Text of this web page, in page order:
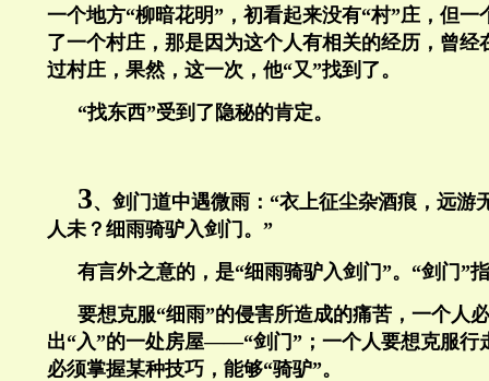
一个地方“柳暗花明”，初看起来没有“村”庄，但一
了一个村庄，那是因为这个人有相关的经历，曾经
过村庄，果然，这一次，他“又”找到了。
“找东西”受到了隐秘的肯定。
3、剑门道中遇微雨：“衣上征尘杂酒痕，远游
人未？细雨骑驴入剑门。”
有言外之意的，是“细雨骑驴入剑门”。“剑门”
要想克服“细雨”的侵害所造成的痛苦，一个人
出“入”的一处房屋——“剑门”；一个人要想克服行
必须掌握某种技巧，能够“骑驴”。